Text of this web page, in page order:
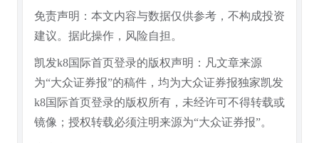
免责声明：本文内容与数据仅供参考，不构成投资
建议。据此操作，风险自担。
凯发k8国际首页登录的版权声明：凡文章来源
为“大众证券报”的稿件，均为大众证券报独家凯发
k8国际首页登录的版权所有，未经许可不得转载或
镜像；授权转载必须注明来源为“大众证券报”。